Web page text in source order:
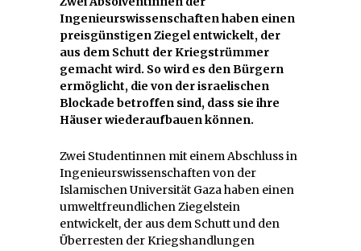
Ingenieurswissenschaften haben einen
preisgünstigen Ziegel entwickelt, der
aus dem Schutt der Kriegstrümmer
gemacht wird. So wird es den Bürgern
ermöglicht, die von der israelischen
Blockade betroffen sind, dass sie ihre
Häuser wiederaufbauen können.
Zwei Studentinnen mit einem Abschluss in
Ingenieurswissenschaften von der
Islamischen Universität Gaza haben einen
umweltfreundlichen Ziegelstein
entwickelt, der aus dem Schutt und den
Überresten der Kriegshandlungen